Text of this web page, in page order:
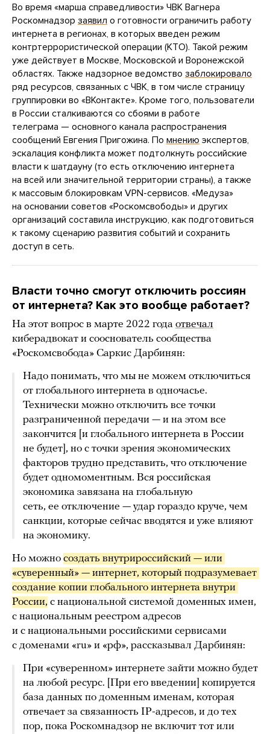
Во время «марша справедливости» ЧВК Вагнера
Роскомнадзор заявил о готовности ограничить работу
интернета в регионах, в которых введен режим
контртеррористической операции (КТО). Такой режим
уже действует в Москве, Московской и Воронежской
областях. Также надзорное ведомство заблокировало
ряд ресурсов, связанных с ЧВК, в том числе страницу
группировки во «ВКонтакте». Кроме того, пользователи
в России сталкиваются со сбоями в работе
телеграма — основного канала распространения
сообщений Евгения Пригожина. По мнению экспертов,
эскалация конфликта может подтолкнуть российские
власти к шатдауну (то есть отключению интернета
на всей или значительной территории страны), а также
к массовым блокировкам VPN-сервисов. «Медуза»
на основании советов «Роскомсвободы» и других
организаций составила инструкцию, как подготовиться
к такому сценарию развития событий и сохранить
доступ в сеть.
Власти точно смогут отключить россиян
от интернета? Как это вообще работает?
На этот вопрос в марте 2022 года отвечал
киберадвокат и сооснователь сообщества
«Роскомсвобода» Саркис Дарбинян:
Надо понимать, что мы не можем отключиться
от глобального интернета в одночасье.
Технически можно отключить все точки
разграниченной передачи — и на этом все
закончится [и глобального интернета в России
не будет], но с точки зрения экономических
факторов трудно представить, что отключение
будет одномоментным. Вся российская
экономика завязана на глобальную
сеть, ее отключение — удар гораздо круче, чем
санкции, которые сейчас вводятся и уже влияют
на экономику.
Но можно создать внутрироссийский — или
«суверенный» — интернет, который подразумевает
создание копии глобального интернета внутри
России, с национальной системой доменных имен,
с национальным реестром адресов
и с национальными российскими сервисами
с доменами «ru» и «рф», рассказывал Дарбинян:
При «суверенном» интернете зайти можно будет
на любой ресурс. [При его введении] копируется
база данных по доменным именам, которая
отвечает за связанность IP-адресов, и до тех
пор, пока Роскомнадзор не включит тот или